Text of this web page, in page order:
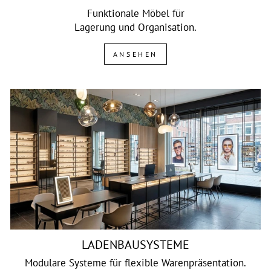
Funktionale Möbel für
Lagerung und Organisation.
ANSEHEN
LADENBAUSYSTEME
Modulare Systeme für flexible Warenpräsentation.